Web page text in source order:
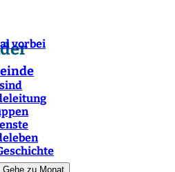
vorbei
Gehe zu Monat